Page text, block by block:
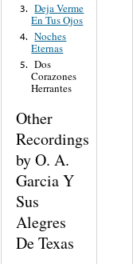
3. Deja Verme
En Tus Ojos
4. Noches
Eternas
5. Dos
Corazones
Herrantes
Other
Recordings
by O. A.
Garcia Y
Sus
Alegres
De Texas